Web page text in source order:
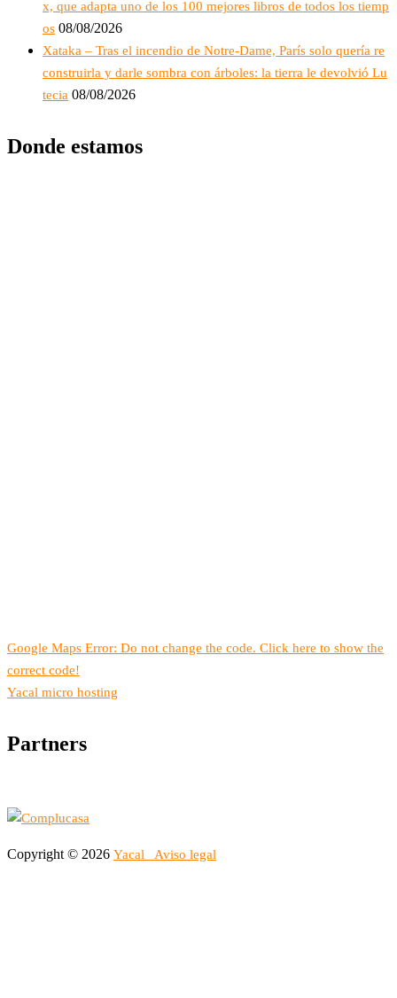
x, que adapta uno de los 100 mejores libros de todos los tiemp
os 08/08/2026
Xataka – Tras el incendio de Notre-Dame, París solo quería re
construirla y darle sombra con árboles: la tierra le devolvió Lu
tecia 08/08/2026
Donde estamos
Google Maps Error: Do not change the code. Click here to show the
correct code!
Yacal micro hosting
Partners
Copyright © 2026 Yacal Aviso legal